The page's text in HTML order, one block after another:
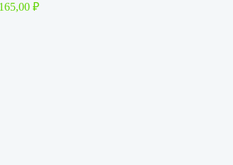
165,00 ₽